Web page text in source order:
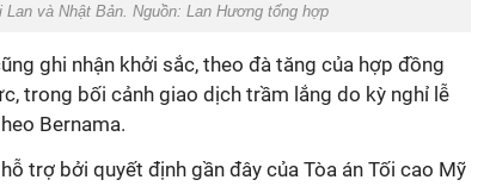
và Nhật Bản. Nguồn: Lan Hương tổng hợp
ghi nhận khởi sắc, theo đà tăng của hợp đồng
trong bối cảnh giao dịch trầm lắng do kỳ nghỉ lễ
Bernama.
trợ bởi quyết định gần đây của Tòa án Tối cao Mỹ